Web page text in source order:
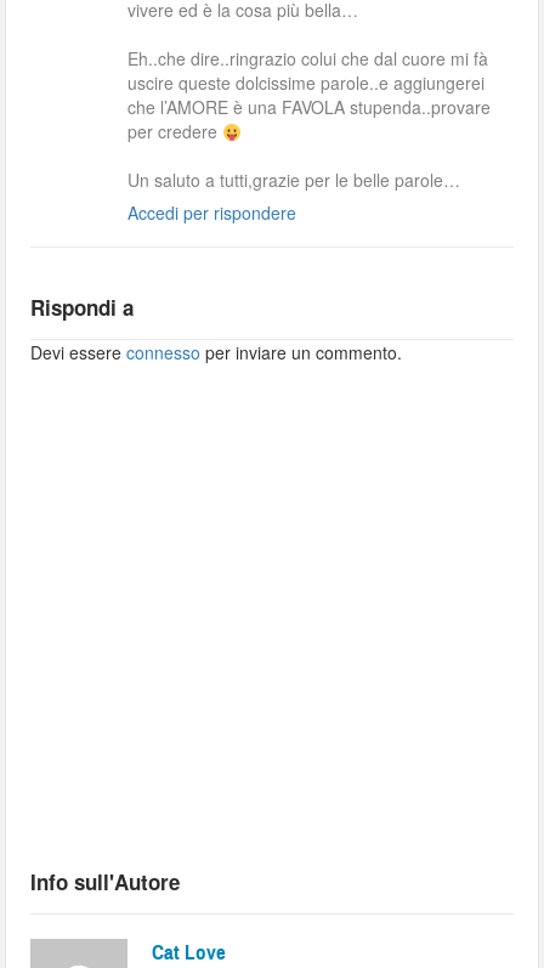
vivere ed è la cosa più bella…
Eh..che dire..ringrazio colui che dal cuore mi fà
uscire queste dolcissime parole..e aggiungerei
che l’AMORE è una FAVOLA stupenda..provare
per credere
Un saluto a tutti,grazie per le belle parole…
Accedi per rispondere
Rispondi a
Devi essereconnesso per inviare un commento.
Info sull'Autore
Cat Love